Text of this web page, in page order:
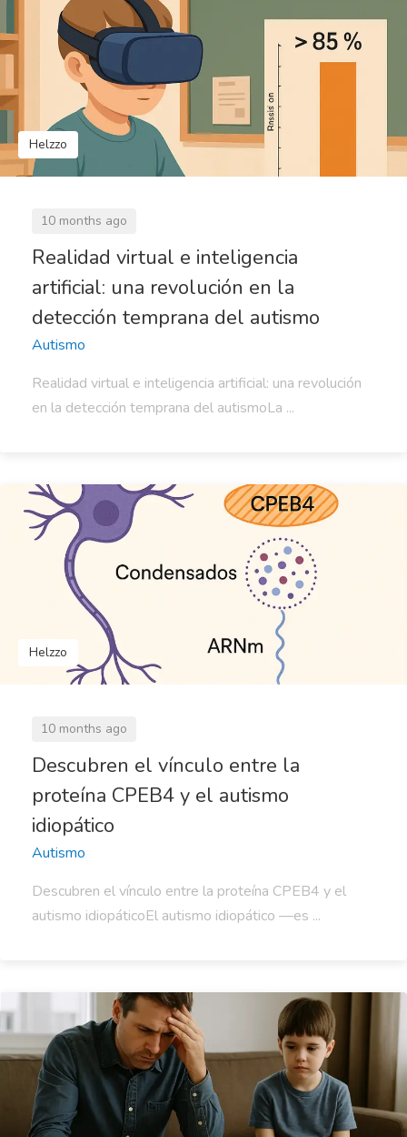
Helzzo
10 months ago
Realidad virtual e inteligencia
artificial: una revolución en la
detección temprana del autismo
Autismo
Realidad virtual e inteligencia artificial: una revolución
en la detección temprana del autismoLa ...
Helzzo
10 months ago
Descubren el vínculo entre la
proteína CPEB4 y el autismo
idiopático
Autismo
Descubren el vínculo entre la proteína CPEB4 y el
autismo idiopáticoEl autismo idiopático —es ...